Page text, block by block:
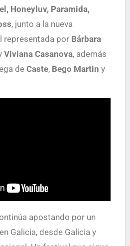
Honeyluv, Paramida,
, junto a la nueva
representada por Bárbara
Viviana Casanova, además
de Caste, Bego Martin y
apostando por un
Galicia, desde Galicia y